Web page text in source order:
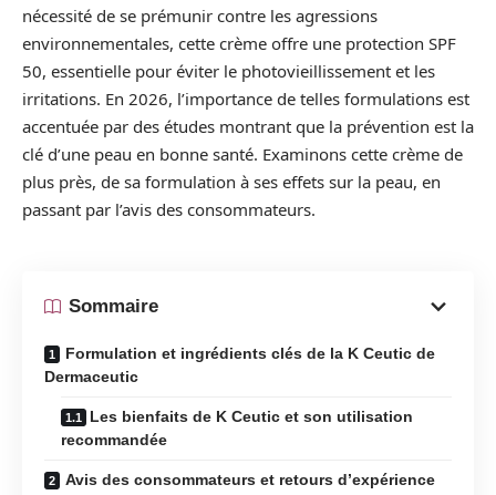
nécessité de se prémunir contre les agressions
environnementales, cette crème offre une protection SPF
50, essentielle pour éviter le photovieillissement et les
irritations. En 2026, l’importance de telles formulations est
accentuée par des études montrant que la prévention est la
clé d’une peau en bonne santé. Examinons cette crème de
plus près, de sa formulation à ses effets sur la peau, en
passant par l’avis des consommateurs.
Sommaire
Formulation et ingrédients clés de la K Ceutic de
Dermaceutic
Les bienfaits de K Ceutic et son utilisation
recommandée
Avis des consommateurs et retours d’expérience